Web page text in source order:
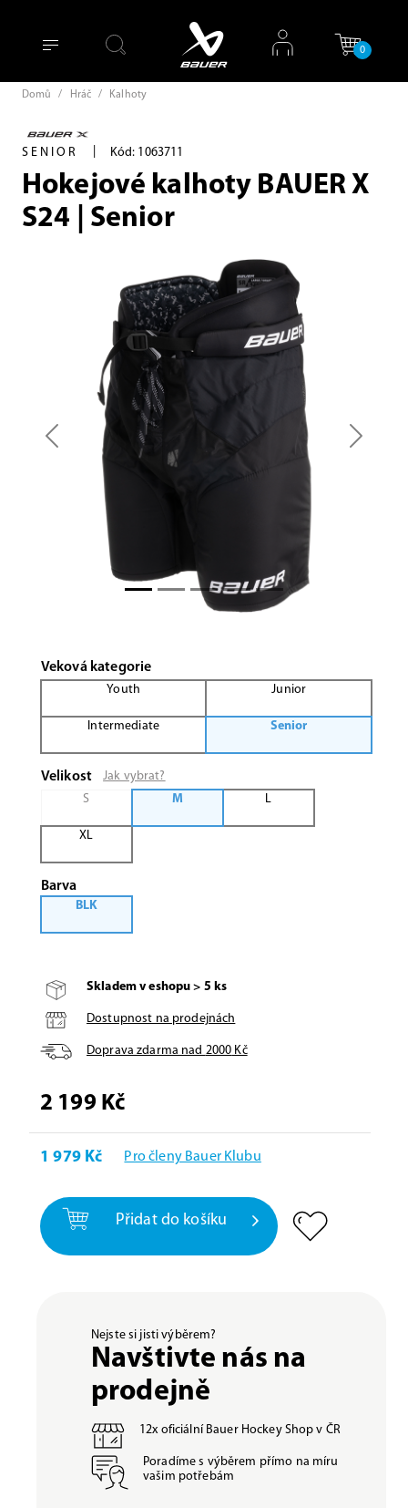
0
Domů / Hráč / Kalhoty
SENIOR Kód: 1063711
Hokejové kalhoty BAUER X
S24 | Senior
Previous Next
Veková kategorie
Youth Junior
Intermediate Senior
Velikost
Jak vybrat?
S
M L
XL
Barva
BLK
Skladem v eshopu > 5 ks
Dostupnost na prodejnách
Doprava zdarma nad 2000 Kč
2 199 Kč
1 979 Kč Pro členy Bauer Klubu
Přidat do košíku
Nejste si jisti výběrem?
Navštivte nás na
prodejně
12x oficiální Bauer Hockey Shop v ČR
Poradíme s výběrem přímo na míru
vašim potřebám